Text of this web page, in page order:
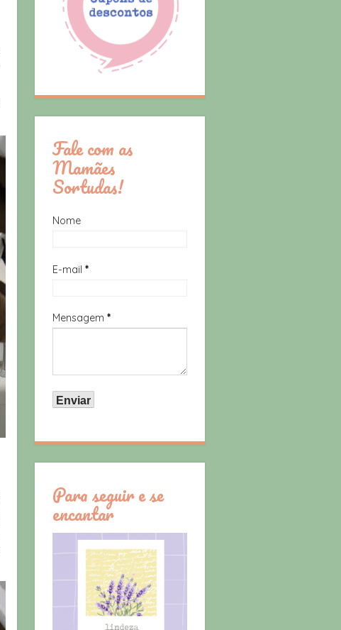
Fale com as
Mamães
Sortudas!
Nome
E-mail *
Mensagem *
Para seguir e se
encantar